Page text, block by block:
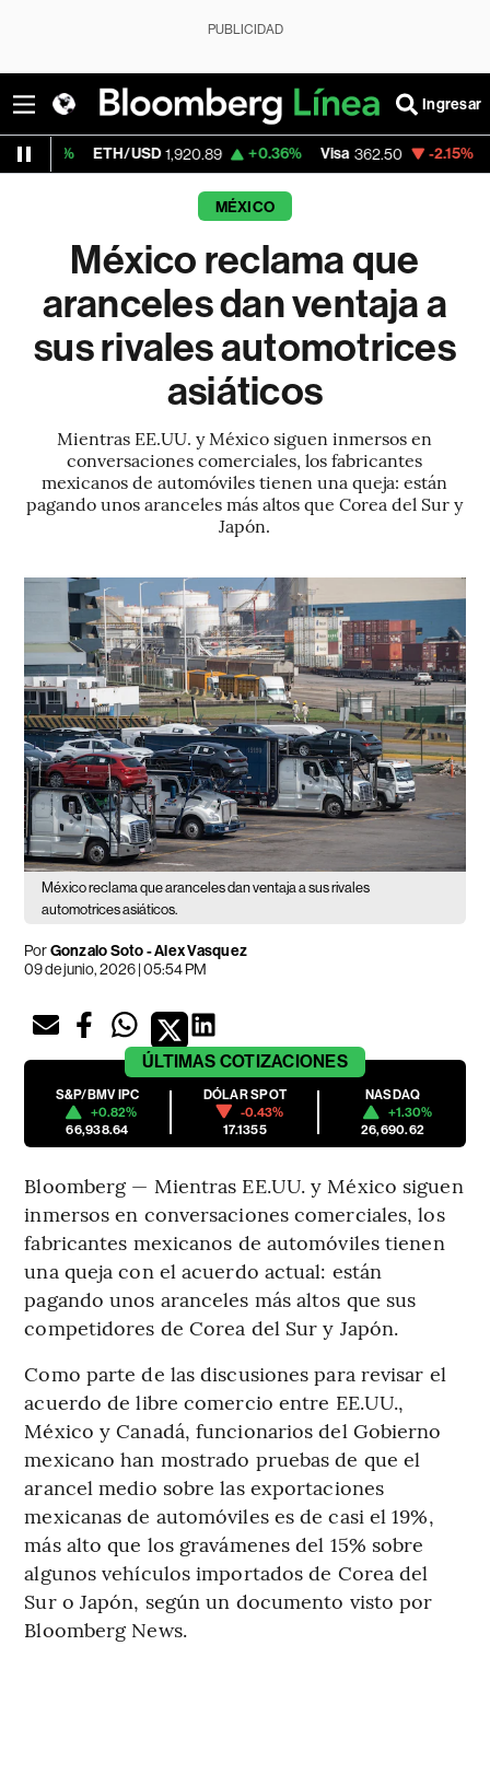
PUBLICIDAD
Ingresar
ETH/USD 1,920.89 +0.36% Visa 362.50 -2.15%
MÉXICO
México reclama que
aranceles dan ventaja a
sus rivales automotrices
asiáticos
Mientras EE.UU. y México siguen inmersos en
conversaciones comerciales, los fabricantes
mexicanos de automóviles tienen una queja: están
pagando unos aranceles más altos que Corea del Sur y
Japón.
México reclama que aranceles dan ventaja a sus rivales
automotrices asiáticos.
PorGonzalo Soto - Alex Vasquez
09 de junio, 2026 | 05:54 PM
ÚLTIMAS COTIZACIONES
S&P/BMV IPC
+0.82%
66,938.64
DÓLAR SPOT
-0.43%
17.1355
NASDAQ
+1.30%
26,690.62
Bloomberg — Mientras EE.UU. y México siguen
inmersos en conversaciones comerciales, los
fabricantes mexicanos de automóviles tienen
una queja con el acuerdo actual: están
pagando unos aranceles más altos que sus
competidores de Corea del Sur y Japón.
Como parte de las discusiones para revisar el
acuerdo de libre comercio entre EE.UU.,
México y Canadá, funcionarios del Gobierno
mexicano han mostrado pruebas de que el
arancel medio sobre las exportaciones
mexicanas de automóviles es de casi el 19%,
más alto que los gravámenes del 15% sobre
algunos vehículos importados de Corea del
Sur o Japón, según un documento visto por
Bloomberg News.